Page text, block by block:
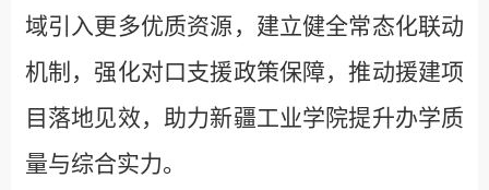
域引入更多优质资源，建立健全常态化联动
机制，强化对口支援政策保障，推动援建项
目落地见效，助力新疆工业学院提升办学质
量与综合实力。